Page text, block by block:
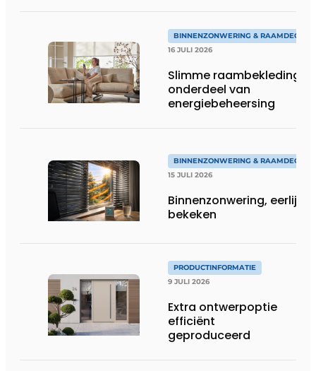
BINNENZONWERING &
16 JULI 2026
Slimme raambekleding
onderdeel van
energiebeheersing
BINNENZONWERING &
15 JULI 2026
Binnenzonwering, eerlijk
bekeken
PRODUCTINFORMATIE
9 JULI 2026
Extra ontwerpoptie
efficiënt
geproduceerd